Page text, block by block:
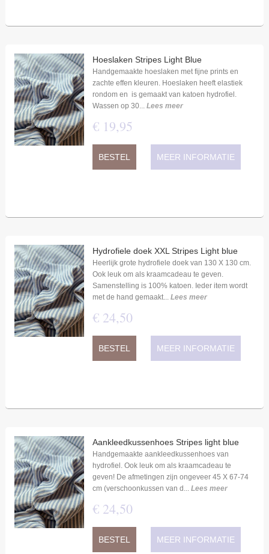
Hoeslaken Stripes Light Blue
Handgemaakte hoeslaken met fijne prints en
zachte effen kleuren. Hoeslaken heeft elastiek
rondom en is gemaakt van katoen hydrofiel.
Wassen op 30... Lees meer
€ 19,95
BESTEL MEER INFORMATIE
Hydrofiele doek XXL Stripes Light blue
Heerlijk grote hydrofiele doek van 130 X 130 cm.
Ook leuk om als kraamcadeau te geven.
Samenstelling is 100% katoen. Ieder item wordt
met de hand gemaakt... Lees meer
€ 24,50
BESTEL MEER INFORMATIE
Aankleedkussenhoes Stripes light blue
Handgemaakte aankleedkussenhoes van
hydrofiel. Ook leuk om als kraamcadeau te
geven! De afmetingen zijn ongeveer 45 X 67-74
cm (verschoonkussen van d... Lees meer
€ 24,50
BESTEL MEER INFORMATIE